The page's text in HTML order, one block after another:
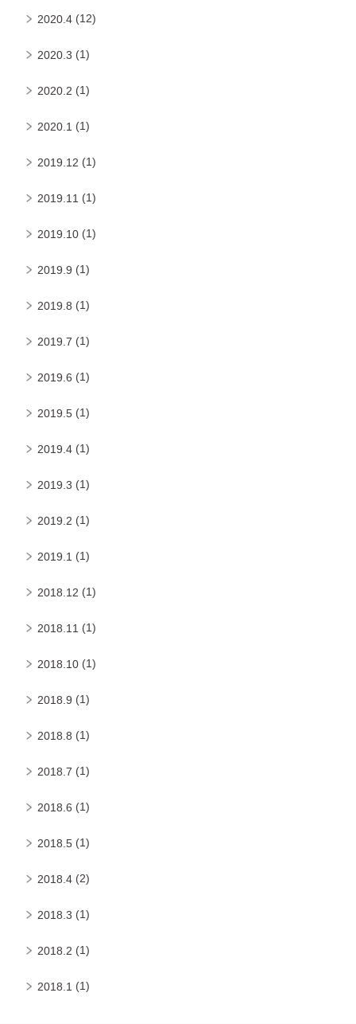
2020.4 (12)
2020.3 (1)
2020.2 (1)
2020.1 (1)
2019.12 (1)
2019.11 (1)
2019.10 (1)
2019.9 (1)
2019.8 (1)
2019.7 (1)
2019.6 (1)
2019.5 (1)
2019.4 (1)
2019.3 (1)
2019.2 (1)
2019.1 (1)
2018.12 (1)
2018.11 (1)
2018.10 (1)
2018.9 (1)
2018.8 (1)
2018.7 (1)
2018.6 (1)
2018.5 (1)
2018.4 (2)
2018.3 (1)
2018.2 (1)
2018.1 (1)